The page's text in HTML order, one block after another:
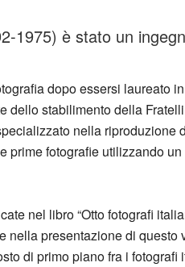
1975) è stato un
dopo essersi laureato
stabilimento della
nella riproduzione
prime fotografie utilizzando
nel libro “Otto fotografi
nella presentazione di questo
di primo piano fra i